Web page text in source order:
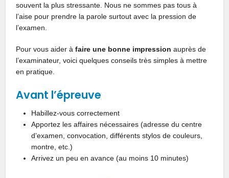
souvent la plus stressante. Nous ne sommes pas tous à
l’aise pour prendre la parole surtout avec la pression de
l’examen.
Pour vous aider àfaire une bonne impression auprès de
l’examinateur, voici quelques conseils très simples à mettre
en pratique.
Avant l’épreuve
Habillez-vous correctement
Apportez les affaires nécessaires (adresse du centre
d’examen, convocation, différents stylos de couleurs,
montre, etc.)
Arrivez un peu en avance (au moins 10 minutes)